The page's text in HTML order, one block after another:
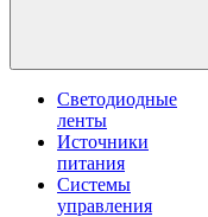
Светодиодные
ленты
Источники
питания
Системы
управления